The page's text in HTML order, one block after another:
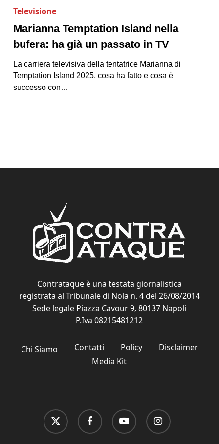
Televisione
Marianna Temptation Island nella
bufera: ha già un passato in TV
La carriera televisiva della tentatrice Marianna di
Temptation Island 2025, cosa ha fatto e cosa è
successo con…
Contrataque è una testata giornalistica
registrata al Tribunale di Nola n. 4 del 26/08/2014
Sede legale Piazza Cavour 9, 80137 Napoli
P.Iva 08215481212
Chi Siamo Contatti Policy
Disclaimer
Media Kit
x-
twitter
facebook youtube instagram